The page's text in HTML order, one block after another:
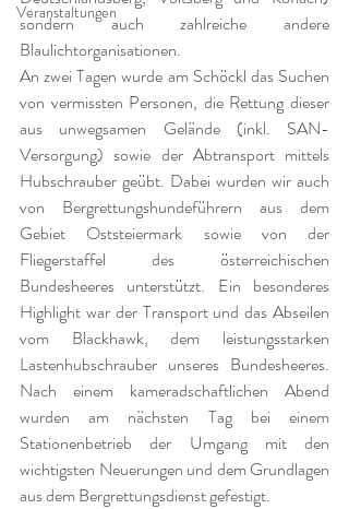
Veranstaltungen
sondern auch zahlreiche andere
Blaulichtorganisationen.
An zwei Tagen wurde am Schöckl das Suchen
von vermissten Personen, die Rettung dieser
aus unwegsamen Gelände (inkl. SAN-
Versorgung) sowie der Abtransport mittels
Hubschrauber geübt. Dabei wurden wir auch
von Bergrettungshundeführern aus dem
Gebiet Oststeiermark sowie von der
Fliegerstaffel des österreichischen
Bundesheeres unterstützt. Ein besonderes
Highlight war der Transport und das Abseilen
vom Blackhawk, dem leistungsstarken
Lastenhubschrauber unseres Bundesheeres.
Nach einem kameradschaftlichen Abend
wurden am nächsten Tag bei einem
Stationenbetrieb der Umgang mit den
wichtigsten Neuerungen und dem Grundlagen
aus dem Bergrettungsdienst gefestigt.